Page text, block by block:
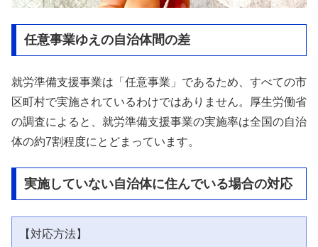
任意事業ゆえの自治体間の差
就労準備支援事業は「任意事業」であるため、すべての市
区町村で実施されているわけではありません。厚生労働省
の調査によると、就労準備支援事業の実施率は全国の自治
体の約7割程度にとどまっています。
実施していない自治体に住んでいる場合の対応
【対応方法】